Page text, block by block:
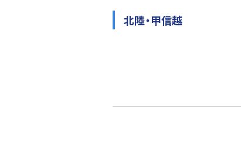
北陸・甲信越